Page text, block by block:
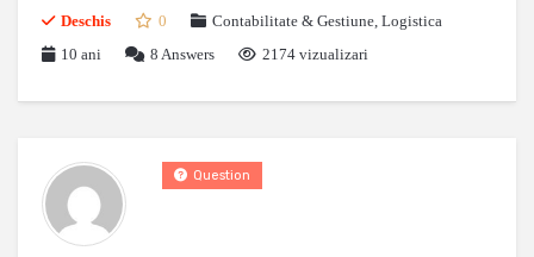
Deschis 0 Contabilitate & Gestiune, Logistica
10 ani
8 Answers 2174 vizualizari
Question